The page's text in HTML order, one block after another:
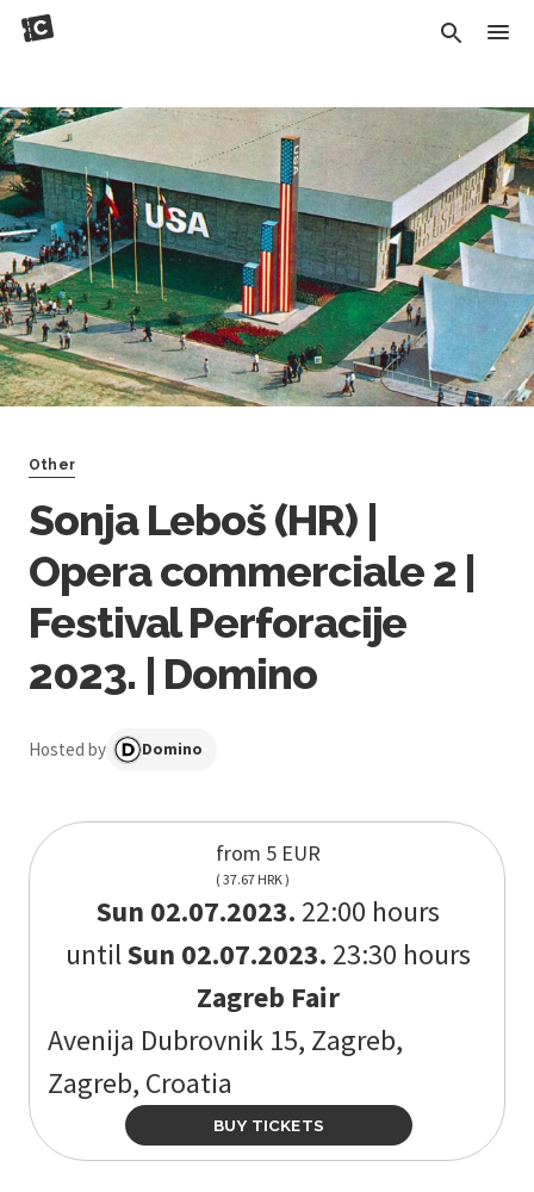
Other
Sonja Leboš (HR) |
Opera commerciale 2 |
Festival Perforacije
2023. | Domino
Hosted by Domino
from 5 EUR
( 37.67 HRK )
Sun 02.07.2023. 22:00 hours
untilSun 02.07.2023. 23:30 hours
Zagreb Fair
Avenija Dubrovnik 15, Zagreb,
Zagreb, Croatia
BUY TICKETS